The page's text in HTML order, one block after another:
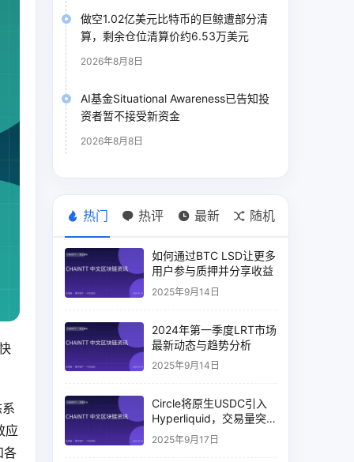
应
各
做空1.02亿美元比特币的巨鲸遭部分清
算，剩余仓位清算价约6.53万美元
2026年8月8日
AI基金Situational Awareness已告知投
资者暂不接受新资金
2026年8月8日
热门 热评 最新 随机
如何通过BTC LSD让更多
用户参与质押并分享收益
2025年9月14日
2024年第一季度LRT市场
最新动态与趋势分析
2025年9月14日
Circle将原生USDC引入
Hyperliquid，交易量突
破币安14%
2025年9月17日